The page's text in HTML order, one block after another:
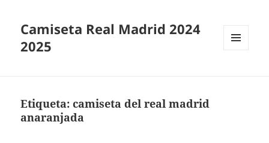
Camiseta Real Madrid 2024
2025
Etiqueta:camiseta del real madrid
anaranjada